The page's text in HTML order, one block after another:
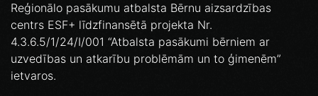
Reģionālo pasākumu atbalsta Bērnu aizsardzības
centrs ESF+ līdzfinansētā projekta Nr.
4.3.6.5/1/24/I/001 “Atbalsta pasākumi bērniem ar
uzvedības un atkarību problēmām un to ģimenēm”
ietvaros.